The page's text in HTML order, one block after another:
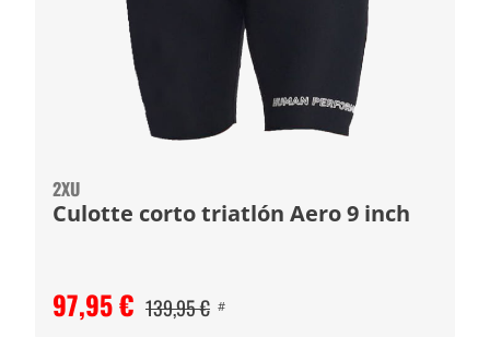
2XU
Culotte corto triatlón Aero 9 inch
97,95 € 139,95 € #